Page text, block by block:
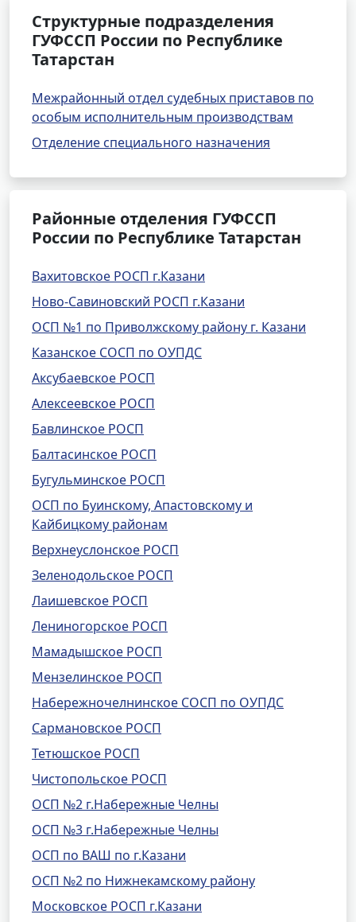
Структурные подразделения
ГУФССП России по Республике
Татарстан
Межрайонный отдел судебных приставов по
особым исполнительным производствам
Отделение специального назначения
Районные отделения ГУФССП
России по Республике Татарстан
Вахитовское РОСП г.Казани
Ново-Савиновский РОСП г.Казани
ОСП №1 по Приволжскому району г. Казани
Казанское СОСП по ОУПДС
Аксубаевское РОСП
Алексеевское РОСП
Бавлинское РОСП
Балтасинское РОСП
Бугульминское РОСП
ОСП по Буинскому, Апастовскому и
Кайбицкому районам
Верхнеуслонское РОСП
Зеленодольское РОСП
Лаишевское РОСП
Лениногорское РОСП
Мамадышское РОСП
Мензелинское РОСП
Набережночелнинское СОСП по ОУПДС
Сармановское РОСП
Тетюшское РОСП
Чистопольское РОСП
ОСП №2 г.Набережные Челны
ОСП №3 г.Набережные Челны
ОСП по ВАШ по г.Казани
ОСП №2 по Нижнекамскому району
Московское РОСП г.Казани